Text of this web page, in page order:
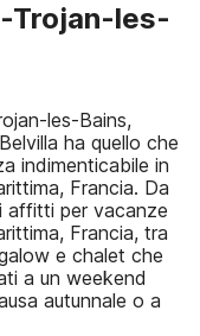
Trojan-les-
les-Bains,
ha quello che
indimenticabile in
Francia. Da
affitti per vacanze
Francia, tra
e chalet che
a un weekend
autunnale o a